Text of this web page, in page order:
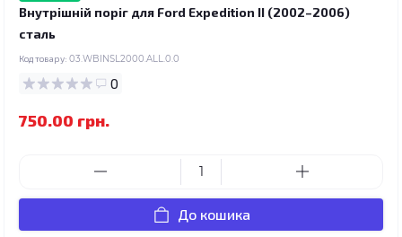
Внутрішній поріг для Ford Expedition II (2002–2006)
сталь
Код товару: 03.WBINSL2000.ALL.0.0
0
750.00 грн.
До кошика